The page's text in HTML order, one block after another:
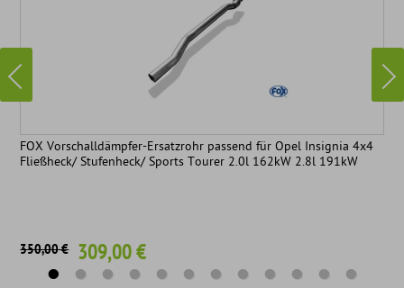
FOX Vorschalldämpfer-Ersatzrohr passend für Opel Insignia 4x4
Fließheck/ Stufenheck/ Sports Tourer 2.0l 162kW 2.8l 191kW
350,00 € 309,00 €